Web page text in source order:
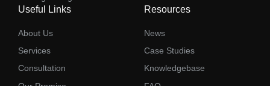
Useful Links
About Us
Services
Consultation
Resources
News
Case Studies
Knowledgebase